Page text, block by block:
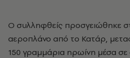
Ο συλληφθείς προσγειώθηκε
αεροπλάνο από το Κατάρ,
150 γραμμάρια ηρωίνη μέσα σε